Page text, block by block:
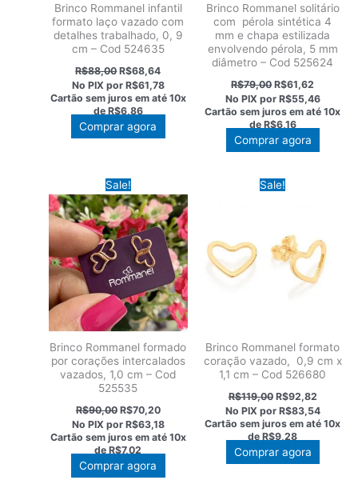
Brinco Rommanel infantil
formato laço vazado com
detalhes trabalhado, 0, 9
cm – Cod 524635
R$88,00O
preço
original
era:
R$88,00.
R$68,64
preço
atual
é:
R$68,64.
No PIX por R$61,78
Cartão sem juros em até 10x
deR$6,86
Comprar agora
Brinco Rommanel solitário
com pérola sintética 4
mm e chapa estilizada
envolvendo pérola, 5 mm
diâmetro – Cod 525624
R$79,00O
preço
original
era:
R$79,00.
R$61,62
preço
atual
é:
R$61,62.
No PIX por R$55,46
Cartão sem juros em até10x
deR$6,16
Comprar agora
Sale!
Brinco Rommanel formado
por corações intercalados
vazados, 1,0 cm – Cod
525535
R$90,00 O
preço
original
era:
R$90,00.
R$70,20O
preço
atual
é:
R$70,20.
No PIX por R$63,18
Cartão sem juros em até 10x
de R$7,02
Comprar agora
Sale!
Brinco Rommanel formato
coração vazado, 0,9 cm x
1,1 cm – Cod 526680
R$119,00 O
preço
original
era:
R$119,00.
R$92,82O
preço
atual
é:
No PIX por R$83,54
Cartão sem juros em até10x
de R$9,28
Comprar agora